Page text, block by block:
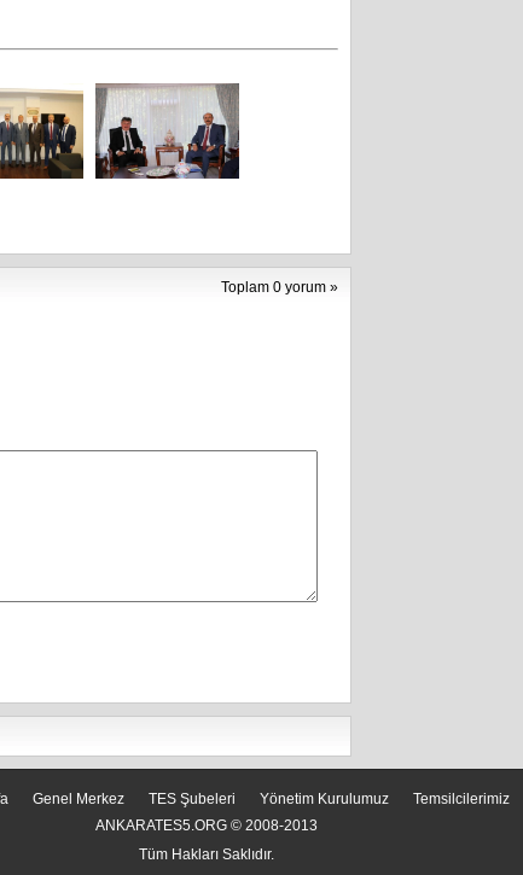
Toplam 0 yorum »
Genel Merkez TES Şubeleri Yönetim Kurulumuz Temsilcilerimiz
ANKARATES5.ORG © 2008-2013
Tüm Hakları Saklıdır.